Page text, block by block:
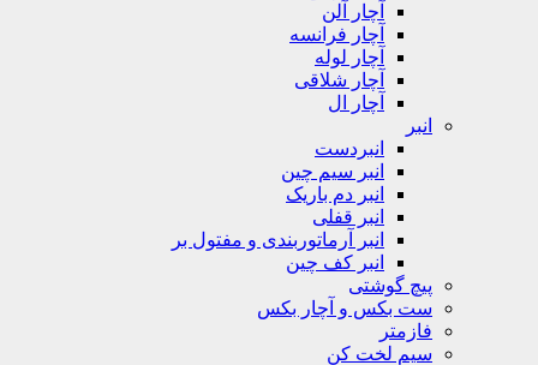
آچار آلن
آچار فرانسه
آچار لوله
آچار شلاقی
آچار ال
انبر
انبردست
انبر سیم چین
انبر دم باریک
انبر قفلی
انبر آرماتوربندی و مفتول بر
انبر کف چین
پیچ گوشتی
ست بکس و آچار بکس
فازمتر
سیم لخت کن